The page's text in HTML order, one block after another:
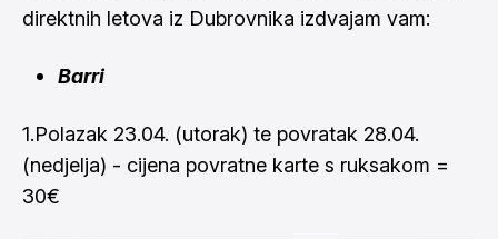
direktnih letova iz Dubrovnika izdvajam vam:
Barri
1.Polazak 23.04. (utorak) te povratak 28.04.
(nedjelja) - cijena povratne karte s ruksakom =
30€